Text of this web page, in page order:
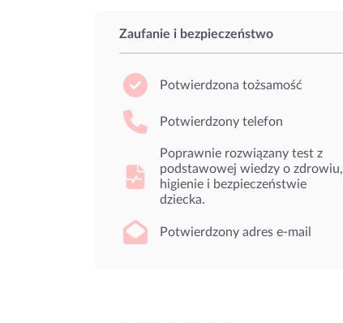
Zaufanie i bezpieczeństwo
Potwierdzona tożsamość
Potwierdzony telefon
Poprawnie rozwiązany test z
podstawowej wiedzy o zdrowiu,
higienie i bezpieczeństwie
dziecka.
Potwierdzony adres e-mail